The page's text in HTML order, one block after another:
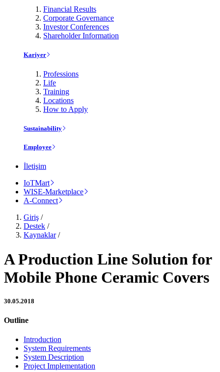
Financial Results
Corporate Governance
Investor Conferences
Shareholder Information
Kariyer
Professions
Life
Training
Locations
How to Apply
Sustainability
Employee
İletişim
IoTMart
WISE-Marketplace
A-Connect
Giriş /
Destek /
Kaynaklar/
A Production Line Solution for
Mobile Phone Ceramic Covers
30.05.2018
Outline
Introduction
System Requirements
System Description
Project Implementation